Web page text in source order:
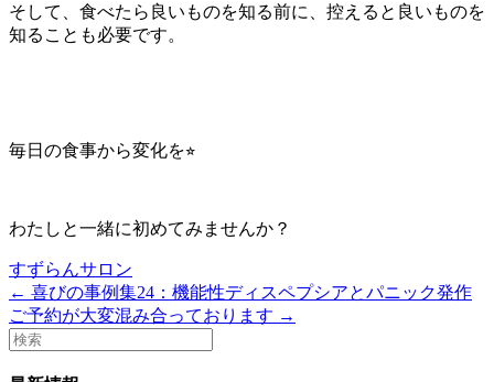
そして、食べたら良いものを知る前に、控えると良いものを
知ることも必要です。
毎日の食事から変化を⭐︎
わたしと一緒に初めてみませんか？
すずらんサロン
← 喜びの事例集24：機能性ディスペプシアとパニック発作
ご予約が大変混み合っております →